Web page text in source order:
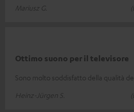
Mariusz G.
Ottimo suono per il televisore
Sono molto soddisfatto della qualità
Heinz-Jürgen S.